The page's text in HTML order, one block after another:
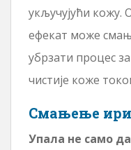
укључујући кожу.
ефекат може
убрзати процес
чистије коже
Смањење
Упала не само